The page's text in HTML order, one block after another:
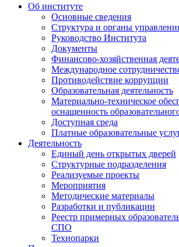
Об институте
Основные сведения
Структура и органы
Руководство Института
Документы
Финансово-хозяйственная
Международное
Противодействие коррупции
Образовательная деятельность
Материально-техническое
оснащенность
Доступная среда
Платные образовательные
Деятельность
Единый день открытых дверей
Структурные подразделения
Реализуемые проекты
Мероприятия
Методические материалы
Разработки и публикации
Реестр примерных
СПО
Технопарки